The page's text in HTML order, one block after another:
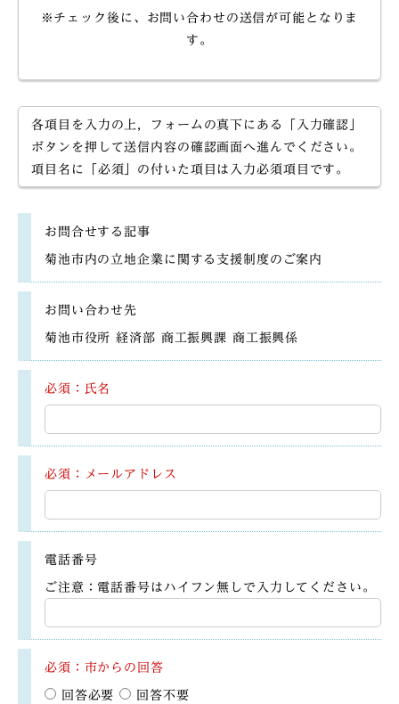
※チェック後に、お問い合わせの送信が可能となりま
す。
各項目を入力の上，フォームの真下にある「入力確認」
ボタンを押して送信内容の確認画面へ進んでください。
項目名に「必須」の付いた項目は入力必須項目です。
お問合せする記事
菊池市内の立地企業に関する支援制度のご案内
お問い合わせ先
菊池市役所 経済部 商工振興課 商工振興係
必須：氏名
必須：メールアドレス
電話番号
ご注意：電話番号はハイフン無しで入力してください。
必須：市からの回答
回答必要 回答不要